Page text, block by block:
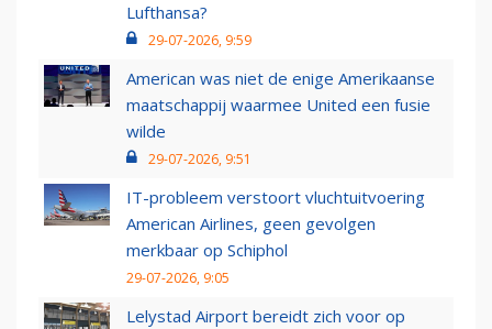
Lufthansa?
29-07-2026, 9:59
American was niet de enige Amerikaanse
maatschappij waarmee United een fusie
wilde
29-07-2026, 9:51
IT-probleem verstoort vluchtuitvoering
American Airlines, geen gevolgen
merkbaar op Schiphol
29-07-2026, 9:05
Lelystad Airport bereidt zich voor op